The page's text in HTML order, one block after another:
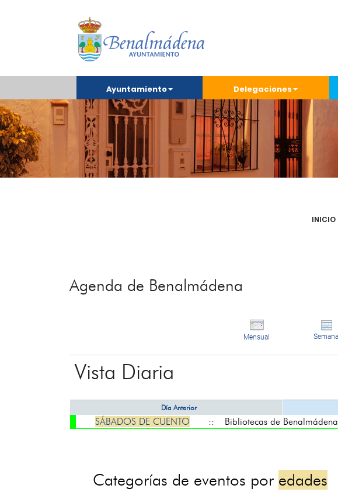
Ayuntamiento Delegaciones
INICIO
Agenda de Benalmádena
Mensual Semanal
Vista Diaria
Día Anterior
SÁBADOS DE CUENTO :: Bibliotecas de Benalmádena
Categorías de eventos por edades